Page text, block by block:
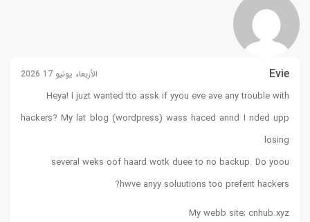
Evie الأربعاء يونيو 17 2026
Heya! I juzt wanted tto assk if yyou eve ave any trouble with
hackers? My lat blog (wordpress) wass haced annd I nded upp
losing
several weks oof haard wotk duee to no backup. Do yoou
hwve anyy soluutions too prefent hackers?
My webb site; cnhub.xyz